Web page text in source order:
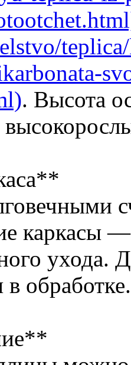
. Высота
каркасы
ухода.
обработке.